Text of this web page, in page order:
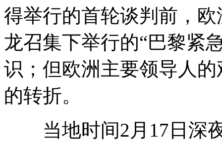
得举行的首轮谈判前，
龙召集下举行的“巴黎紧
识；但欧洲主要领导人
的转折。
当地时间2月17日深夜